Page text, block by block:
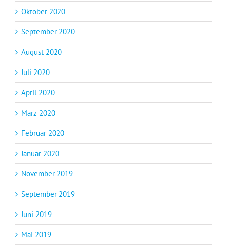
Oktober 2020
September 2020
August 2020
Juli 2020
April 2020
März 2020
Februar 2020
Januar 2020
November 2019
September 2019
Juni 2019
Mai 2019